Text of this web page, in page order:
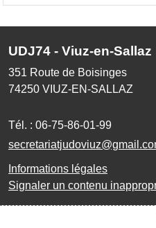
UDJ74 - Viuz-en-Sallaz
351 Route de Boisinges
74250 VIUZ-EN-SALLAZ
Tél. : 06-75-86-01-99
Informations légales
Signaler un contenu